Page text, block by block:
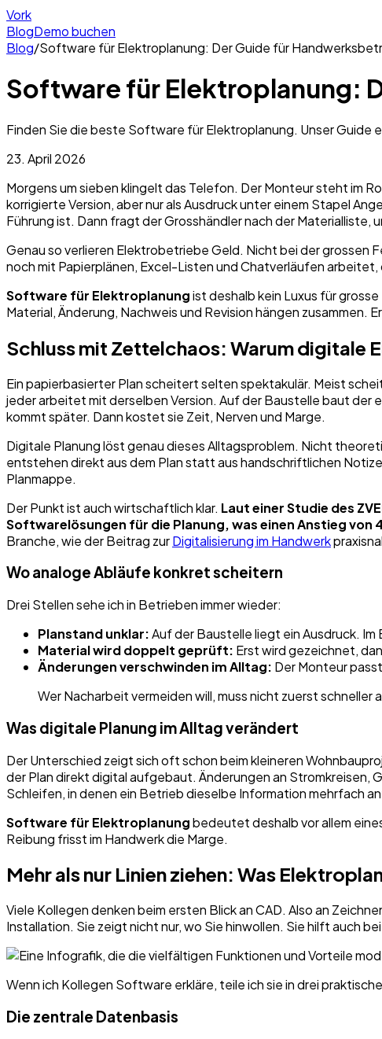
Vork
BlogDemo buchen
Blog/Software für Elektroplanung: Der Guide für
Software für Elektroplanung:
Finden Sie die beste Software für Elektroplanung. Unser Guide
23. April 2026
Morgens um sieben klingelt das Telefon. Der Monteur steht im
korrigierte Version, aber nur als Ausdruck unter einem Stapel
Führung ist. Dann fragt der Grosshändler nach der
Genau so verlieren Elektrobetriebe Geld. Nicht bei der grossen
noch mit Papierplänen, Excel-Listen und Chatverläufen
Software für Elektroplanungist deshalb kein Luxus für
Material, Änderung, Nachweis und Revision hängen
Schluss mit Zettelchaos: Warum digitale
Ein papierbasierter Plan scheitert selten spektakulär. Meist
jeder arbeitet mit derselben Version. Auf der Baustelle baut der
kommt später. Dann kostet sie Zeit, Nerven und Marge.
Digitale Planung löst genau dieses Alltagsproblem. Nicht
entstehen direkt aus dem Plan statt aus handschriftlichen
Planmappe.
Der Punkt ist auch wirtschaftlich klar. Laut einer Studie des
Softwarelösungen für die Planung, was einen Anstieg von
Branche, wie der Beitrag zurDigitalisierung im Handwerk
Wo analoge Abläufe konkret scheitern
Drei Stellen sehe ich in Betrieben immer wieder:
Planstand unklar:Auf der Baustelle liegt ein Ausdruck.
Material wird doppelt geprüft: Erst wird gezeichnet,
Änderungen verschwinden im Alltag: Der Monteur
Wer Nacharbeit vermeiden will, muss nicht zuerst schneller
Was digitale Planung im Alltag verändert
Der Unterschied zeigt sich oft schon beim kleineren
der Plan direkt digital aufgebaut. Änderungen an Stromkreisen,
Schleifen, in denen ein Betrieb dieselbe Information mehrfach
Software für Elektroplanungbedeutet deshalb vor allem
Reibung frisst im Handwerk die Marge.
Mehr als nur Linien ziehen: Was
Viele Kollegen denken beim ersten Blick an CAD. Also an
Installation. Sie zeigt nicht nur, wo Sie hinwollen. Sie hilft auch
Wenn ich Kollegen Software erkläre, teile ich sie in drei
Die zentrale Datenbasis